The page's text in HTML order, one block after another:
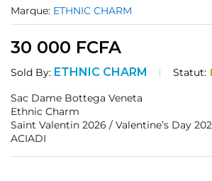
Marque: ETHNIC CHARM
30 000 FCFA
Sold By: ETHNIC CHARM Statut:
Sac Dame Bottega Veneta
Ethnic Charm
Saint Valentin 2026 / Valentine’s Day
ACIADI